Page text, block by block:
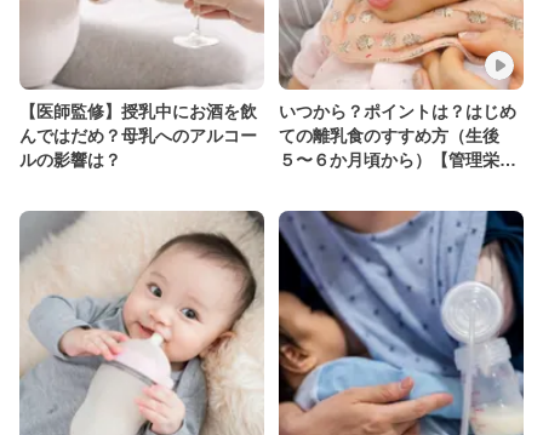
【医師監修】授乳中にお酒を飲
んではだめ？母乳へのアルコー
ルの影響は？
いつから？ポイントは？はじめ
ての離乳食のすすめ方（生後
５〜６か月頃から）【管理栄養